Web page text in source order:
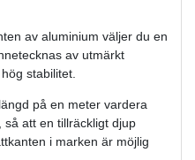
av aluminium väljer du en
av utmärkt
stabilitet.
på en meter vardera
att en tillräckligt djup
i marken är möjlig